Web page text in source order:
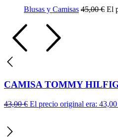
Blusas y Camisas 45,00€ El
CAMISA TOMMY
43,00€ El precio original era: 43,00